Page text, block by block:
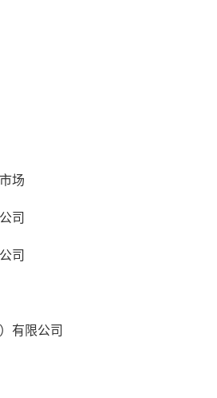
场
司
司
有限公司